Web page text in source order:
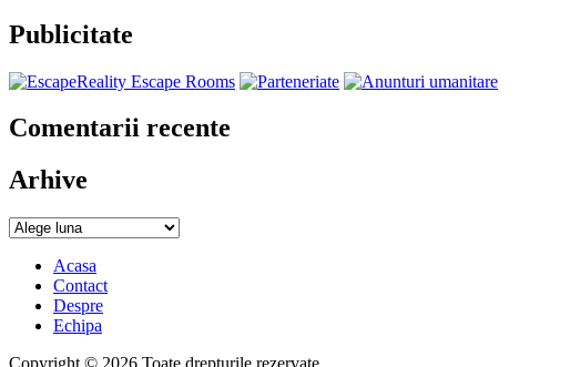
Publicitate
Comentarii recente
Arhive
Acasa
Contact
Despre
Echipa